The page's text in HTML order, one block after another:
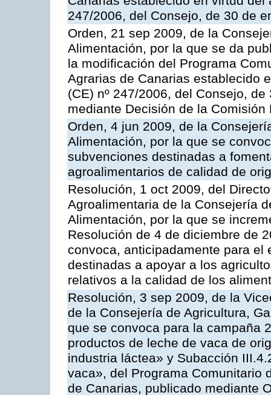
247/2006, del Consejo, de 30 de
Orden, 21 sep 2009, de la
Alimentación, por la que se da
la modificación del Programa
Agrarias de Canarias establecido
(CE) nº 247/2006, del Consejo,
mediante Decisión de la
Orden, 4 jun 2009, de la
Alimentación, por la que se
subvenciones destinadas a
agroalimentarios de calidad de
Resolución, 1 oct 2009, del
Agroalimentaria de la Consejería
Alimentación, por la que se
Resolución de 4 de diciembre de
convoca, anticipadamente para el
destinadas a apoyar a los
relativos a la calidad de los
Resolución, 3 sep 2009, de la
de la Consejería de Agricultura,
que se convoca para la campaña
productos de leche de vaca de
industria láctea» y Subacción
vaca», del Programa Comunitario
de Canarias, publicado mediante